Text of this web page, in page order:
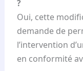
a
p
p
a
?
Oui, cette
demande de
l’intervention
en conformité